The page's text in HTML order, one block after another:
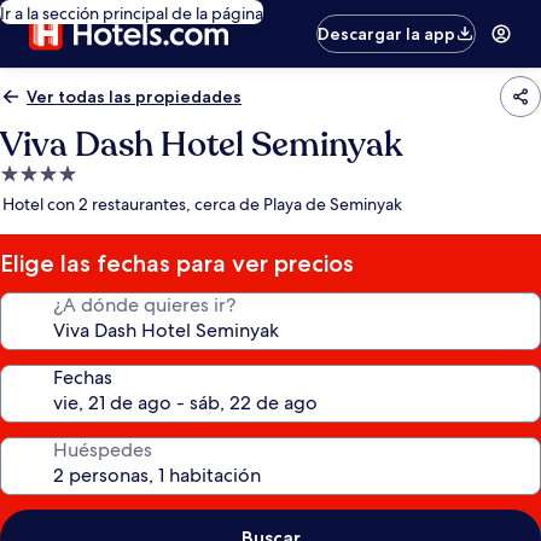
Ir a la sección principal de la página
Descargar la app
Ver todas las propiedades
Viva Dash Hotel Seminyak
Propiedad
de
estrellas
Hotel con 2 restaurantes, cerca de Playa de Seminyak
Elige las fechas para ver precios
¿A dónde quieres ir?
Fechas
Huéspedes